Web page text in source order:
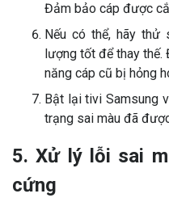
Đảm bảo cáp được
Nếu có thể, hãy
lượng tốt để thay
năng cáp cũ bị hỏng
Bật lại tivi Samsung
trạng sai màu đã
5. Xử lý lỗi sai
cứng